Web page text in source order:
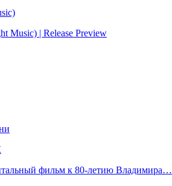
Music) | Release Preview
фильм к 80-летию Владимира…